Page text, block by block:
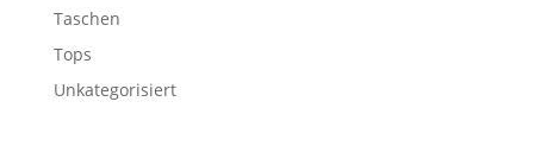
Taschen
Tops
Unkategorisiert